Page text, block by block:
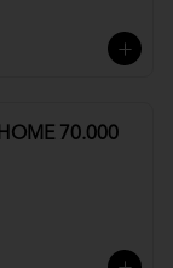
70.000